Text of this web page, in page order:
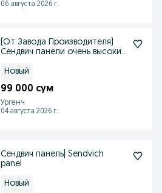
06 августа 2026 г.
(От Завода Производителя)
Сендвич панели очень высокие
Новый
99 000 сум
Ургенч
04 августа 2026 г.
Сендвич панель| Sendvich
panel
Новый